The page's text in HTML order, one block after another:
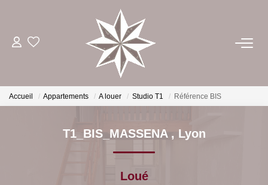
ACHETER
ESTIMER
LOUER
Accueil Appartements A louer Studio T1 Référence BIS
T1_BIS_MASSENA , Lyon
Loué